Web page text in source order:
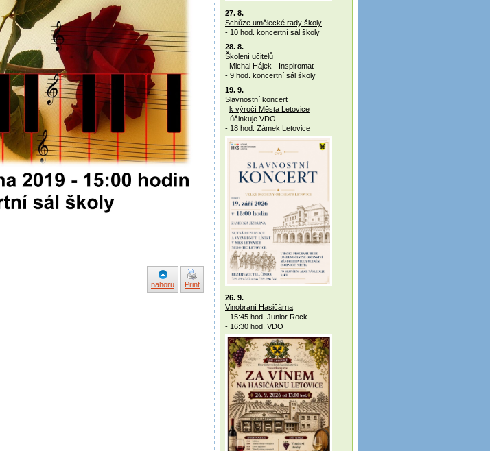
nahoru Print
27. 8.
Schůze umělecké rady školy
- 10 hod. koncertní sál školy
28. 8.
Školení učitelů
Michal Hájek - Inspiromat
- 9 hod. koncertní sál školy
19. 9.
Slavnostní koncert
k výročí Města Letovice
- účinkuje VDO
- 18 hod. Zámek Letovice
26. 9.
Vinobraní Hasičárna
- 15:45 hod. Junior Rock
- 16:30 hod. VDO